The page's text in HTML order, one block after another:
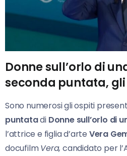
Donne sull’orlo di
seconda puntata,
Sono numerosi gli ospiti
puntatadi Donne sull’orlo di
l’attrice e figlia d’arte Vera
docufilmVera, candidato per